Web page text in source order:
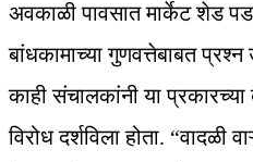
अवकाळी पावसात मार्केट शेड
बांधकामाच्या गुणवत्तेबाबत
काही संचालकांनी या
विरोध दर्शविला होता. “वादळी